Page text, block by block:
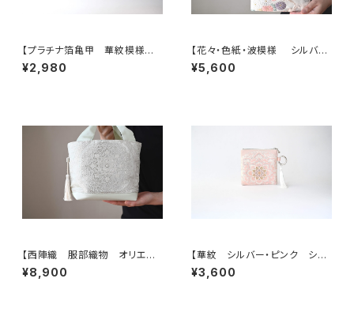
【プラチナ箔亀甲 華紋模様
シルク帯リメイク ミニポーチ】
カードケース、ポーチ小さめ、ジ
¥2,980
【花々・色紙・波模様 シルバ
ー・薄ピンク シルク帯リメイク
ミニサブバッグ フォーマルバッ
¥5,600
【西陣織 服部織物 オリエン
ト更紗 華紋様 薄グリーン・シ
ルバー シルク帯リメイク トー
¥8,900
【華紋 シルバー・ピンク シル
ク帯リメイク バッグチャーム型
スクエアポーチ】メイクポーチ
¥3,600